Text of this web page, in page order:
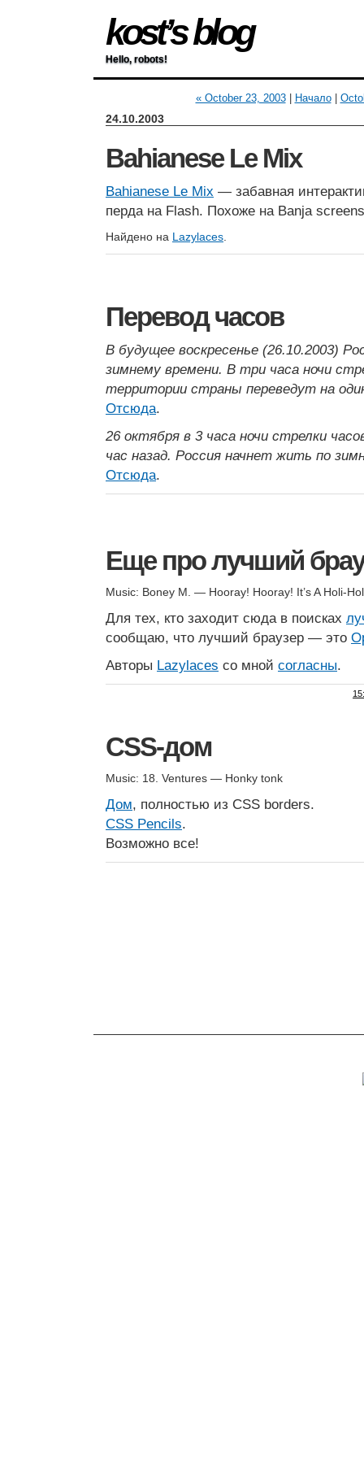
kost’s blog
Hello, robots!
« October 23, 2003| Начало|
24.10.2003
Bahianese Le Mix
Bahianese Le Mix — забавная
перда на Flash. Похоже на Banja
Найдено на Lazylaces.
Перевод часов
В будущее воскресенье (26.10.2003)
зимнему времени. В три часа ночи
территории страны переведут на
Отсюда.
26 октября в 3 часа ночи стрелки
час назад. Россия начнет жить по
Отсюда.
Еще про лучший
Music: Boney M. — Hooray! Hooray! It’s A Holi-
Для тех, кто заходит сюда в поисках
сообщаю, что лучший браузер — это
Авторы Lazylaces со мной согласны.
CSS-дом
Music: 18. Ventures — Honky tonk
Дом, полностью из CSS borders.
CSS Pencils.
Возможно все!